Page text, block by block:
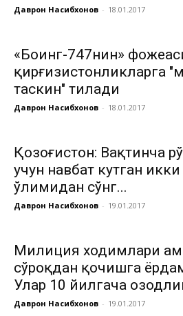
Даврон Насибхонов - 18.01.2017
«Боинг-747нин»
қирғизистонликларга
таскин" тилади
Даврон Насибхонов - 18.01.2017
Қозоғистон: Вақтинча
учун навбат кутган
ўлимидан сўнг...
Даврон Насибхонов - 19.01.2017
Милиция ходимлари
сўроқдан қочишга
Улар 10 йилгача
Даврон Насибхонов - 19.01.2017